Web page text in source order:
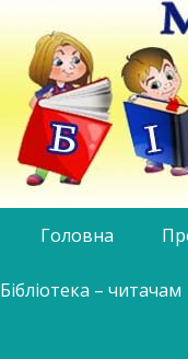
Головна
Бібліотека – читачам